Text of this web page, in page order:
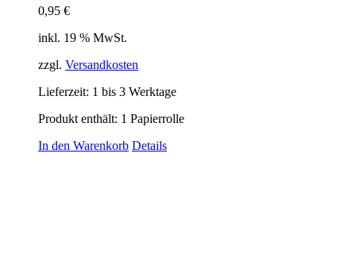
0,95 €
inkl. 19 % MwSt.
zzgl. Versandkosten
Lieferzeit: 1 bis 3 Werktage
Produkt enthält: 1 Papierrolle
In den Warenkorb Details